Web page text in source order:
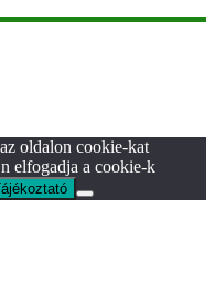
oldalon cookie-kat
elfogadja a cookie-k